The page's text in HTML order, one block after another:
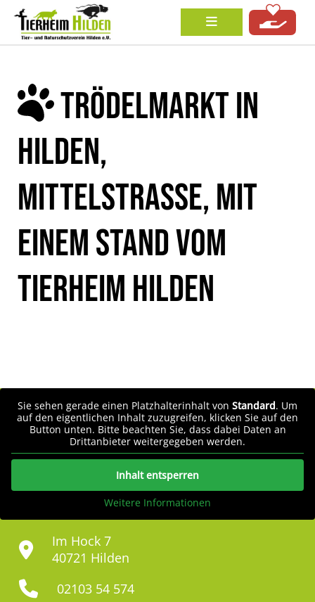
TRÖDELMARKT IN
HILDEN,
MITTELSTRASSE, MIT E
INEM STAND VOM T
IERHEIM HILDEN
Sie sehen gerade einen Platzhalterinhalt von Standard. Um
auf den eigentlichen Inhalt zuzugreifen, klicken Sie auf den
Button unten. Bitte beachten Sie, dass dabei Daten an
Drittanbieter weitergegeben werden.
Inhalt entsperren
Weitere Informationen
Im Hock 7
40721 Hilden
02103 54 574